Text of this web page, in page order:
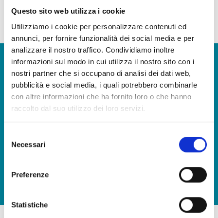
Questo sito web utilizza i cookie
Utilizziamo i cookie per personalizzare contenuti ed
annunci, per fornire funzionalità dei social media e per
analizzare il nostro traffico. Condividiamo inoltre
informazioni sul modo in cui utilizza il nostro sito con i
nostri partner che si occupano di analisi dei dati web,
pubblicità e social media, i quali potrebbero combinarle
con altre informazioni che ha fornito loro o che hanno
raccolto dal suo utilizzo dei loro servizi.
delNecessari
Preferenze
Statistiche
ricette come paella.
la nostra continua ricerca della qualità fa sì che alcuni ingredienti e materie prime possano
Vuoi avere maggiori informazioni e ricevere il nostro
catalogo prodotti?
CONTATTACI
Porta in tavola il sapore del mare, in qualsiasi occasione
SCARICA IL NOSTRO CATALOGO E SCOPRI TUTTE LE